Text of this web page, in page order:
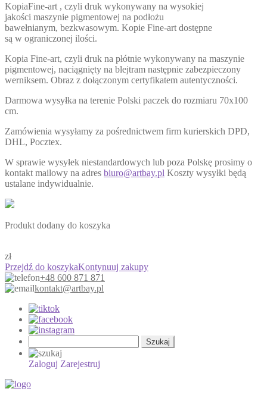
KopiaFine-art , czyli druk wykonywany na wysokiej
jakości maszynie pigmentowej na podłożu
bawełnianym, bezkwasowym. Kopie Fine-art dostępne
są w ograniczonej ilości.
Kopia Fine-art, czyli druk na płótnie wykonywany na maszynie
pigmentowej, naciągnięty na blejtram następnie zabezpieczony
werniksem. Obraz z dołączonym certyfikatem autentyczności.
Darmowa wysyłka na terenie Polski paczek do rozmiaru 70x100
cm.
Zamówienia wysyłamy za pośrednictwem firm kurierskich DPD,
DHL, Pocztex.
W sprawie wysyłek niestandardowych lub poza Polskę prosimy o
kontakt mailowy na adres biuro@artbay.pl Koszty wysyłki będą
ustalane indywidualnie.
Produkt dodany do koszyka
zł
Przejdź do koszykaKontynuuj zakupy
+48 600 871 871
kontakt@artbay.pl
Zaloguj Zarejestruj